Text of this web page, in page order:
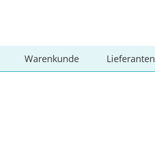
Warenkunde Lieferanten